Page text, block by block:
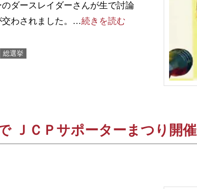
ダースレイダーさんが生で討論
交わされました。…続きを読む
総選挙
ＪＣＰサポーターまつり開催